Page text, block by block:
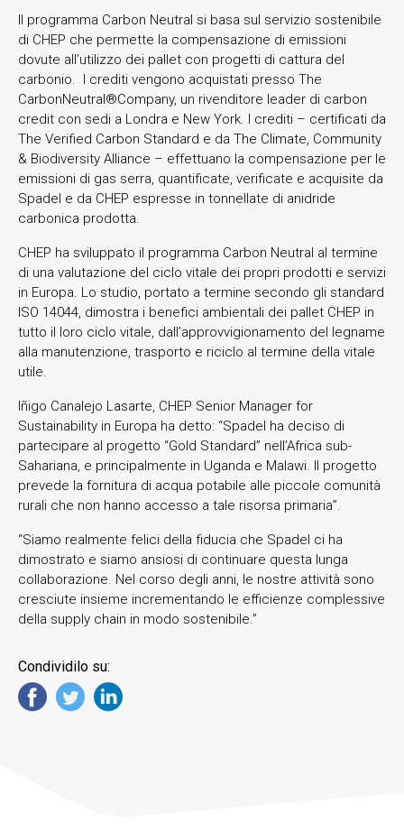
Il programma Carbon Neutral si basa sul servizio sostenibile
di CHEP che permette la compensazione di emissioni
dovute all’utilizzo dei pallet con progetti di cattura del
carbonio. I crediti vengono acquistati presso The
CarbonNeutral®Company, un rivenditore leader di carbon
credit con sedi a Londra e New York. I crediti – certificati da
The Verified Carbon Standard e da The Climate, Community
& Biodiversity Alliance – effettuano la compensazione per le
emissioni di gas serra, quantificate, verificate e acquisite da
Spadel e da CHEP espresse in tonnellate di anidride
carbonica prodotta.
CHEP ha sviluppato il programma Carbon Neutral al termine
di una valutazione del ciclo vitale dei propri prodotti e servizi
in Europa. Lo studio, portato a termine secondo gli standard
ISO 14044, dimostra i benefici ambientali dei pallet CHEP in
tutto il loro ciclo vitale, dall’approvvigionamento del legname
alla manutenzione, trasporto e riciclo al termine della vitale
utile.
Iñigo Canalejo Lasarte, CHEP Senior Manager for
Sustainability in Europa ha detto: “Spadel ha deciso di
partecipare al progetto “Gold Standard” nell’Africa sub-
Sahariana, e principalmente in Uganda e Malawi. Il progetto
prevede la fornitura di acqua potabile alle piccole comunità
rurali che non hanno accesso a tale risorsa primaria”.
“Siamo realmente felici della fiducia che Spadel ci ha
dimostrato e siamo ansiosi di continuare questa lunga
collaborazione. Nel corso degli anni, le nostre attività sono
cresciute insieme incrementando le efficienze complessive
della supply chain in modo sostenibile.”
Condividilo su: